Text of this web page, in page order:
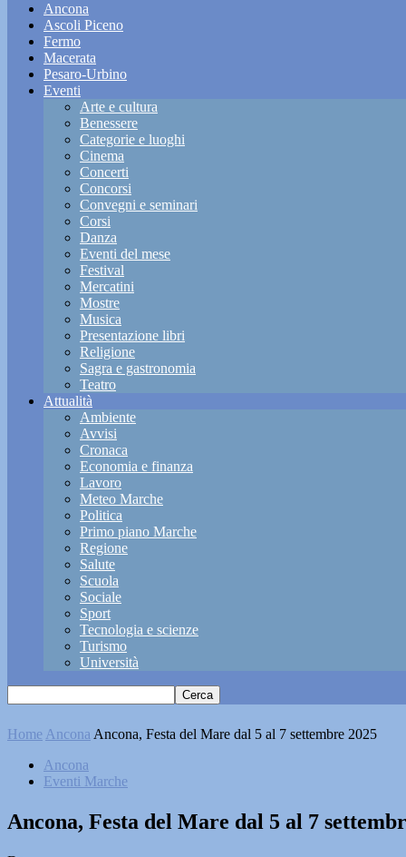
Ancona
Ascoli Piceno
Fermo
Macerata
Pesaro-Urbino
Eventi
Arte e cultura
Benessere
Categorie e luoghi
Cinema
Concerti
Concorsi
Convegni e seminari
Corsi
Danza
Eventi del mese
Festival
Mercatini
Mostre
Musica
Presentazione libri
Religione
Sagra e gastronomia
Teatro
Attualità
Ambiente
Avvisi
Cronaca
Economia e finanza
Lavoro
Meteo Marche
Politica
Primo piano Marche
Regione
Salute
Scuola
Sociale
Sport
Tecnologia e scienze
Turismo
Università
Home Ancona Ancona, Festa del Mare dal 5 al 7 settembre 2025
Ancona
Eventi Marche
Ancona, Festa del Mare dal 5 al 7